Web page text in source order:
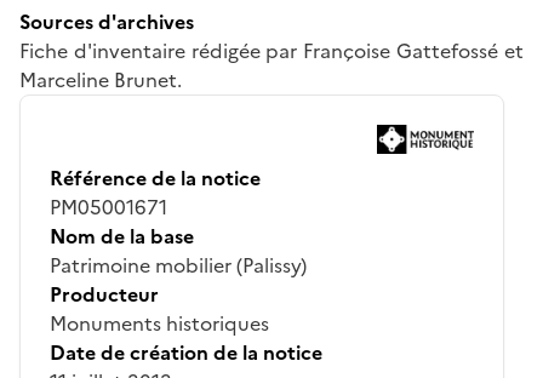
Sources d'archives
Fiche d'inventaire rédigée par Françoise Gattefossé et
Marceline Brunet.
Référence de la notice
PM05001671
Nom de la base
Patrimoine mobilier (Palissy)
Producteur
Monuments historiques
Date de création de la notice